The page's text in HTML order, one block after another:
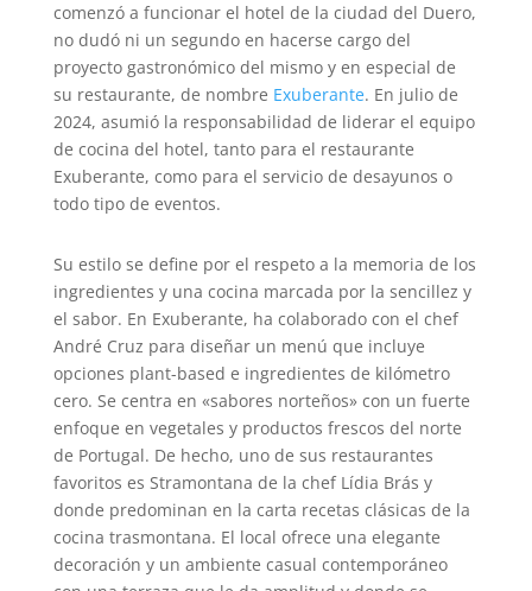
comenzó a funcionar el hotel de la ciudad del Duero,
no dudó ni un segundo en hacerse cargo del
proyecto gastronómico del mismo y en especial de
su restaurante, de nombre Exuberante. En julio de
2024, asumió la responsabilidad de liderar el equipo
de cocina del hotel, tanto para el restaurante
Exuberante, como para el servicio de desayunos o
todo tipo de eventos.
Su estilo se define por el respeto a la memoria de los
ingredientes y una cocina marcada por la sencillez y
el sabor. En Exuberante, ha colaborado con el chef
André Cruz para diseñar un menú que incluye
opciones plant-based e ingredientes de kilómetro
cero. Se centra en «sabores norteños» con un fuerte
enfoque en vegetales y productos frescos del norte
de Portugal. De hecho, uno de sus restaurantes
favoritos es Stramontana de la chef Lídia Brás y
donde predominan en la carta recetas clásicas de la
cocina trasmontana. El local ofrece una elegante
decoración y un ambiente casual contemporáneo